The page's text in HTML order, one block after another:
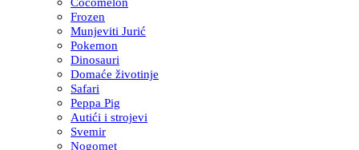
Frozen
Munjeviti Jurić
Pokemon
Dinosauri
Domaće životinje
Safari
Peppa Pig
Autići i strojevi
Svemir
Nogomet